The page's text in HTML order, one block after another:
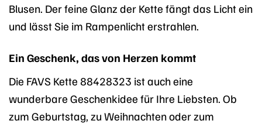
Blusen. Der feine Glanz der Kette fängt das Licht ein
und lässt Sie im Rampenlicht erstrahlen.
Ein Geschenk, das von Herzen kommt
Die FAVS Kette 88428323 ist auch eine
wunderbare Geschenkidee für Ihre Liebsten. Ob
zum Geburtstag, zu Weihnachten oder zum